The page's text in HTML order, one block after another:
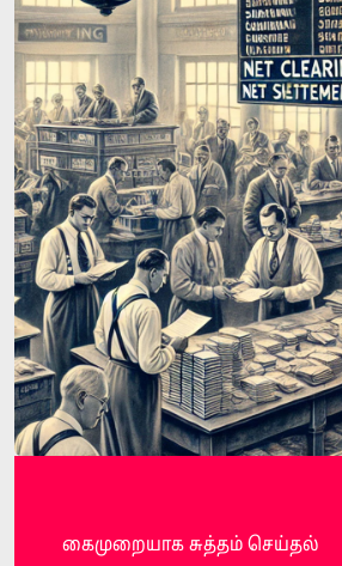
கைமுறையாக சுத்தம் செய்தல்